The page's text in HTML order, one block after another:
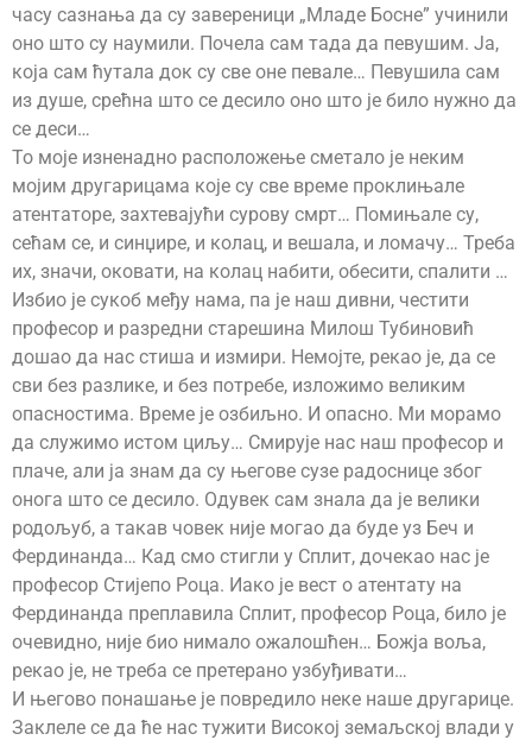
часу сазнања да су завереници „Младе Босне” учинили
оно што су наумили. Почела сам тада да певушим. Ја,
која сам ћутала док су све оне певале… Певушила сам
из душе, срећна што се десило оно што је било нужно да
се деси…
То моје изненадно расположење сметало је неким
мојим другарицама које су све време проклињале
атентаторе, захтевајући сурову смрт… Помињале су,
сећам се, и синџире, и колац, и вешала, и ломачу… Треба
их, значи, оковати, на колац набити, обесити, спалити …
Избио је сукоб међу нама, па је наш дивни, честити
професор и разредни старешина Милош Тубиновић
дошао да нас стиша и измири. Немојте, рекао је, да се
сви без разлике, и без потребе, изложимо великим
опасностима. Време је озбиљно. И опасно. Ми морамо
да служимо истом циљу… Смирује нас наш професор и
плаче, али ја знам да су његове сузе радоснице због
онога што се десило. Одувек сам знала да је велики
родољуб, а такав човек није могао да буде уз Беч и
Фердинанда… Кад смо стигли у Сплит, дочекао нас је
професор Стијепо Роца. Иако је вест о атентату на
Фердинанда преплавила Сплит, професор Роца, било је
очевидно, није био нимало ожалошћен… Божја воља,
рекао је, не треба се претерано узбуђивати…
И његово понашање је повредило неке наше другарице.
Заклеле се да ће нас тужити Високој земаљској влади у